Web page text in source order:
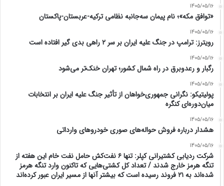
1405/05/16
«توافق مکه»؛ نام پیمان سه‌جانبه نظامی ترکیه-عربستان-پاکستان
1405/05/16
رویترز: ترامپ در جنگ علیه ایران بر سر ۲ راهی بدی گیر افتاده است
1405/05/16
رگبار و رعدوبرق در راه شمال کشور؛ تهران خنک‌تر می‌شود
1405/05/16
پولیتیکو: نگرانی جمهوری‌خواهان از تأثیر جنگ علیه ایران بر انتخابات
میان‌دوره‌ای کنگره
1405/05/16
هشدار درباره فروش حواله‌های صوری خودروهای وارداتی
1405/05/16
شرکت ردیابی کشتیرانی کپلر: تنها ۶ نفت‌کش حامل نفت خام این هفته از
تنگه هرمز خارج شدند / تعداد کل کشتی‌هایی که تاکنون وارد تنگه هرمز
شده‌اند به ۲۱ فروند رسیده است که بیشتر آنها از مسیر ایران عبور کرده‌اند